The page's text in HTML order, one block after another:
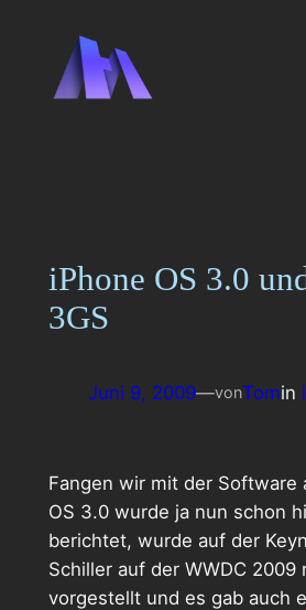
springen
iPhone OS 3.0
3GS
Juni 9, 2009—vonTomin
Fangen wir mit der Software
OS 3.0 wurde ja nun schon
berichtet, wurde auf der
Schiller auf der WWDC 2009
vorgestellt und es gab auch